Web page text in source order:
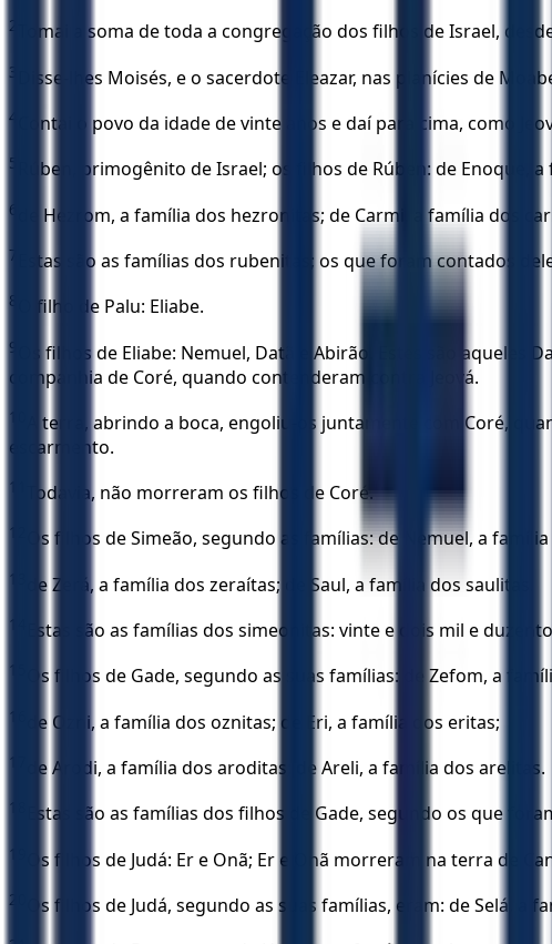
2 Tomai a soma de toda a congregação dos filhos de Israel,
3 Disse-lhes Moisés, e o sacerdote Eleazar, nas planícies de
4 Contai o povo da idade de vinte anos e daí para cima, como
5 Rúben, primogênito de Israel; os filhos de Rúben: de Enoque,
6 de Hezrom, a família dos hezronitas; de Carmi, a família dos
7 Estas são as famílias dos rubenitas; os que foram contados
8 O filho de Palu: Eliabe.
9
Os filhos de Eliabe: Nemuel, Datã e Abirão. Estes são
companhia de Coré, quando contenderam contra Jeová.
10
A terra, abrindo a boca, engoliu-os juntamente com Coré,
escarmento.
11 Todavia, não morreram os filhos de Coré.
12 Os filhos de Simeão, segundo as famílias: de Nemuel, a
13 de Zerá, a família dos zeraítas; de Saul, a família dos saulitas.
14 Estas são as famílias dos simeonitas: vinte e dois mil e
15 Os filhos de Gade, segundo as suas famílias: de Zefom, a
16 de Ozni, a família dos oznitas; de Eri, a família dos eritas;
17 de Arodi, a família dos aroditas; de Areli, a família dos arelitas.
18 Estas são as famílias dos filhos de Gade, segundo os que
19 Os filhos de Judá: Er e Onã; Er e Onã morreram na terra de
20 Os filhos de Judá, segundo as suas famílias, eram: de Selá,